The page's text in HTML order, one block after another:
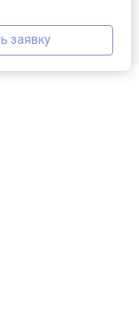
заявку